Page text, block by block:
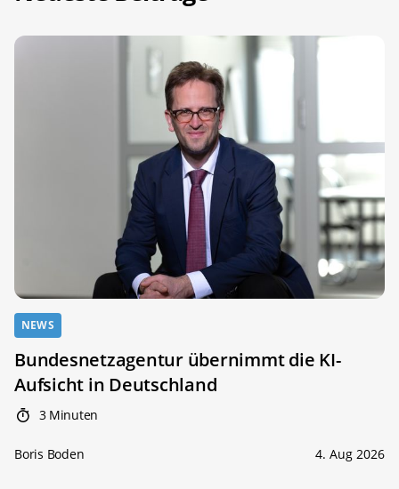
NEWS
Bundesnetzagentur übernimmt die KI-
Aufsicht in Deutschland
3 Minuten
Boris Boden 4. Aug 2026